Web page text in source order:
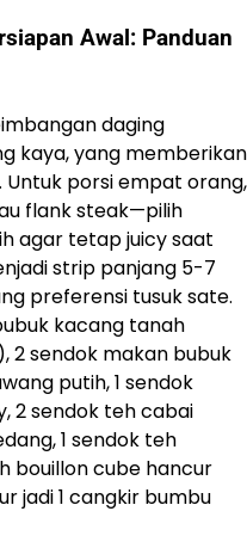
Awal: Panduan
daging
kaya, yang memberikan
porsi empat orang,
flank steak—pilih
agar tetap juicy saat
strip panjang 5-7
preferensi tusuk sate.
kacang tanah
2 sendok makan bubuk
putih, 1 sendok
2 sendok teh cabai
1 sendok teh
bouillon cube hancur
jadi 1 cangkir bumbu